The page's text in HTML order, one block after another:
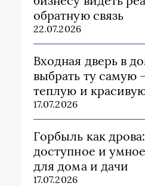
обратную связь
22.07.2026
Входная дверь в
выбрать ту самую
теплую и
17.07.2026
Горбыль как
доступное и
для дома и дачи
17.07.2026